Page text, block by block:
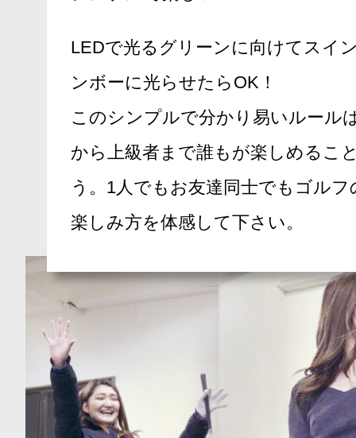
LEDで光るグリーンに向けてスイ
ンボーに光らせたらOK！
このシンプルで分かり易いルール
から上級者まで誰もが楽しめるこ
う。1人でもお友達同士でもゴル
楽しみ方を体感して下さい。